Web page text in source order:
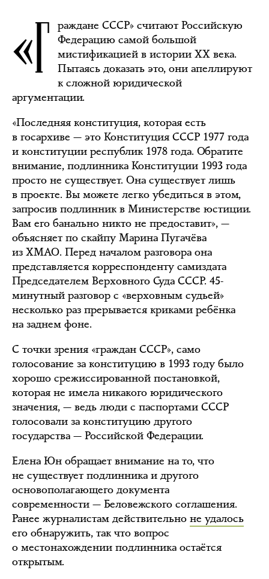
«Г раждане СССР» считают Российскую
Федерацию самой большой
мистификацией в истории XX века.
Пытаясь доказать это, они апеллируют
к сложной юридической
аргументации.
«Последняя конституция, которая есть
в госархиве — это Конституция СССР 1977 года
и конституции республик 1978 года. Обратите
внимание, подлинника Конституции 1993 года
просто не существует. Она существует лишь
в проекте. Вы можете легко убедиться в этом,
запросив подлинник в Министерстве юстиции.
Вам его банально никто не предоставит», —
объясняет по скайпу Марина Пугачёва
из ХМАО. Перед началом разговора она
представляется корреспонденту самиздата
Председателем Верховного Суда СССР. 45-
минутный разговор с «верховным судьей»
несколько раз прерывается криками ребёнка
на заднем фоне.
С точки зрения «граждан СССР», само
голосование за конституцию в 1993 году было
хорошо срежиссированной постановкой,
которая не имела никакого юридического
значения, — ведь люди с паспортами СССР
голосовали за конституцию другого
государства — Российской Федерации.
Елена Юн обращает внимание на то, что
не существует подлинника и другого
основополагающего документа
современности — Беловежского соглашения.
Ранее журналистам действительно не удалось
его обнаружить, так что вопрос
о местонахождении подлинника остаётся
открытым.